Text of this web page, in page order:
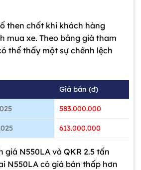
then chốt khi khách hàng
mua xe. Theo bảng giá tham
thể thấy một sự chênh lệch
Giá bán (đ)
583.000.000
613.000.000
giá N550LA và QKR 2.5 tấn
N550LA có giá bán thấp hơn